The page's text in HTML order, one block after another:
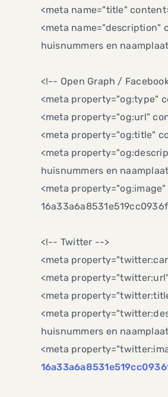
<meta name="title"
<meta name="description"
huisnummers en
<!-- Open Graph /
<meta property="og:type"
<meta property="og:url"
<meta property="og:title"
<meta
huisnummers en
<meta
<!-- Twitter -->
<meta
<meta
<meta
<meta
huisnummers en
<meta